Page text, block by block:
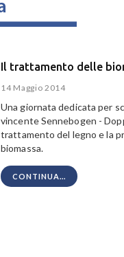
Il trattamento delle
14 Maggio 2014
Una giornata dedicata per
vincente Sennebogen -
trattamento del legno e la
biomassa.
CONTINUA...